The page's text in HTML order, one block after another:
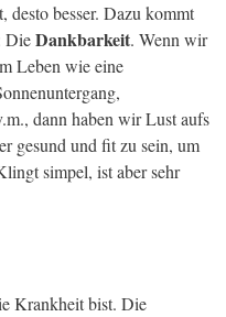
desto besser. Dazu kommt
DieDankbarkeit. Wenn wir
Leben wie eine
dann haben wir Lust aufs
gesund und fit zu sein, um
simpel, ist aber sehr
Krankheit bist. Die